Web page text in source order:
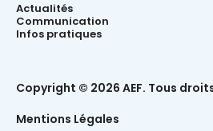
Actualités
Communication
Infos pratiques
Copyright © 2026 AEF. Tous
Mentions Légales